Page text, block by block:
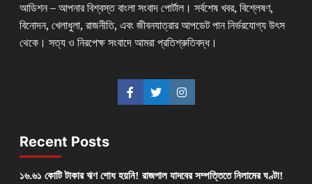
আডিশন – আপনার বিশ্বস্ত বাংলা সংবাদ পোর্টাল। সর্বশেষ খবর, বিশ্লেষণ,
বিনোদন, খেলাধুলা, রাজনীতি, এবং জীবনযাত্রার আপডেট পান নির্ভরযোগ্য উৎস
থেকে। সত্য ও নিরপেক্ষ সংবাদে আমরা প্রতিশ্রুতিবদ্ধ।
Recent Posts
১৬.৬১ কোটি টাকার ঋণ শোধ হয়নি! রাজপাল যাদবের সম্পত্তিতে নিলামের ঘণ্টা!